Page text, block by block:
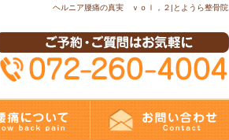
ヘルニア腰痛の真実 ｖｏｌ，２|とようら整骨院